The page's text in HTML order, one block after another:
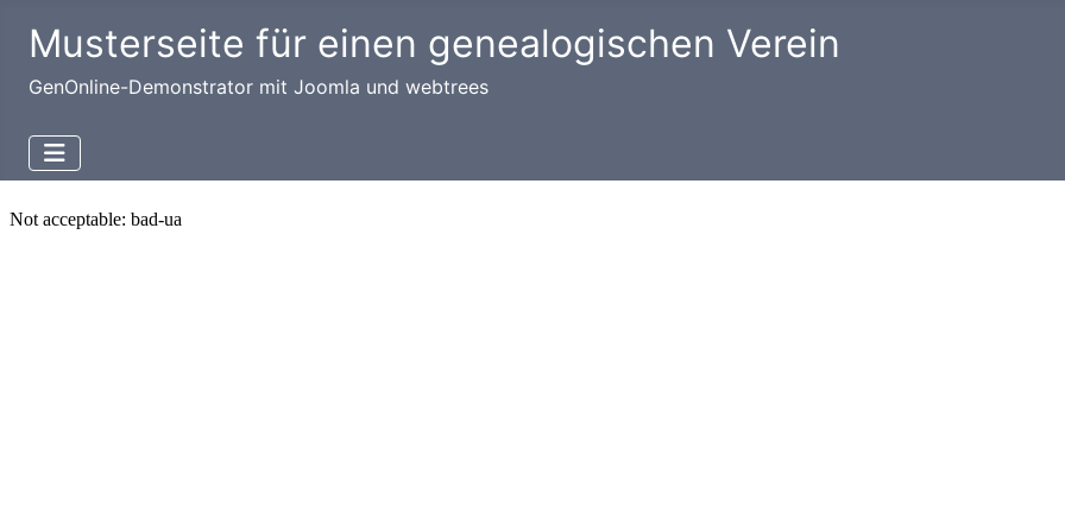
Musterseite für einen genealogischen Verein
GenOnline-Demonstrator mit Joomla und webtrees